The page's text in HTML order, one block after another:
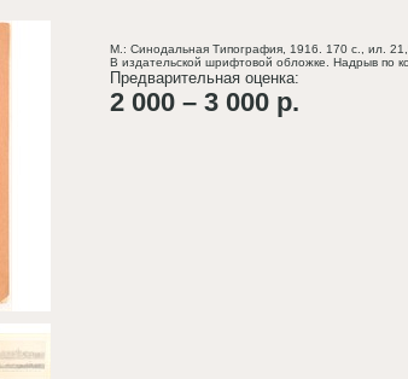
М.: Синодальная Типография, 1916. 170 с., ил.
В издательской шрифтовой обложке. Надрыв по
Предварительная оценка:
2 000 – 3 000 р.